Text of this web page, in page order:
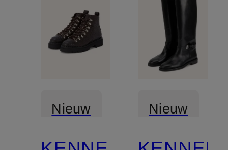
Nieuw Nieuw